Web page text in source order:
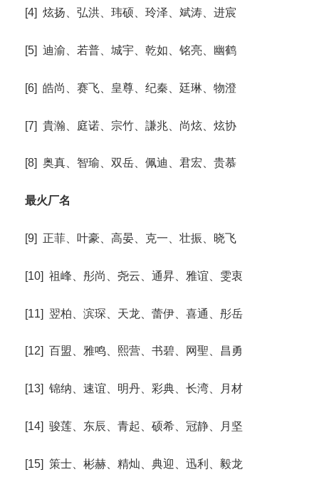
[4] 炫扬、弘洪、玮硕、玲泽、斌涛、进宸
[5] 迪渝、若普、城宇、乾如、铭亮、幽鹤
[6] 皓尚、赛飞、皇尊、纪秦、廷琳、物澄
[7] 貴瀚、庭诺、宗竹、謙兆、尚炫、炫协
[8] 奥真、智瑜、双岳、佩迪、君宏、贵慕
最火厂名
[9] 正菲、叶豪、高晏、克一、壮振、晓飞
[10] 祖峰、彤尚、尧云、通昇、雅谊、雯衷
[11] 翌柏、滨琛、天龙、蕾伊、喜通、彤岳
[12] 百盟、雅鸣、熙营、书碧、网聖、昌勇
[13] 锦纳、速谊、明丹、彩典、长湾、月材
[14] 骏莲、东辰、青起、硕希、冠静、月坚
[15] 策士、彬赫、精灿、典迎、迅利、毅龙